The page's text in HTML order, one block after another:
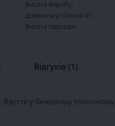
Висота виробу:
Довжина устілки в 41:
Висота підошви:
Відгуків (1)
у бежевому (пісочному)